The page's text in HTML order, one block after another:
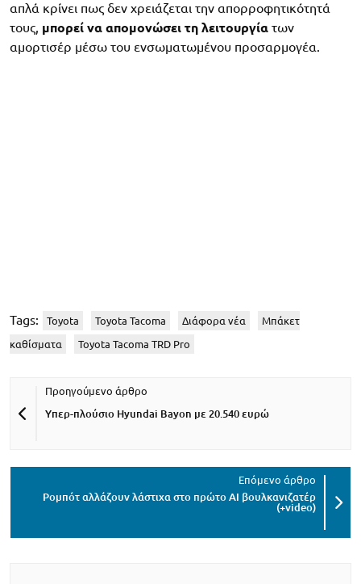
απλά κρίνει πως δεν χρειάζεται την απορροφητικότητά
τους, μπορεί να απομονώσει τη λειτουργία των
αμορτισέρ μέσω του ενσωματωμένου προσαρμογέα.
Tags: Toyota Toyota Tacoma Διάφορα νέα Μπάκετ
καθίσματα Toyota Tacoma TRD Pro
Υπερ-πλούσιο Hyundai Bayon με 20.540 ευρώ
Ρομπότ αλλάζουν λάστιχα στο πρώτο AI βουλκανιζατέρ
(+video)